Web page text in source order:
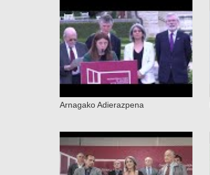
Arnagako Adierazpena